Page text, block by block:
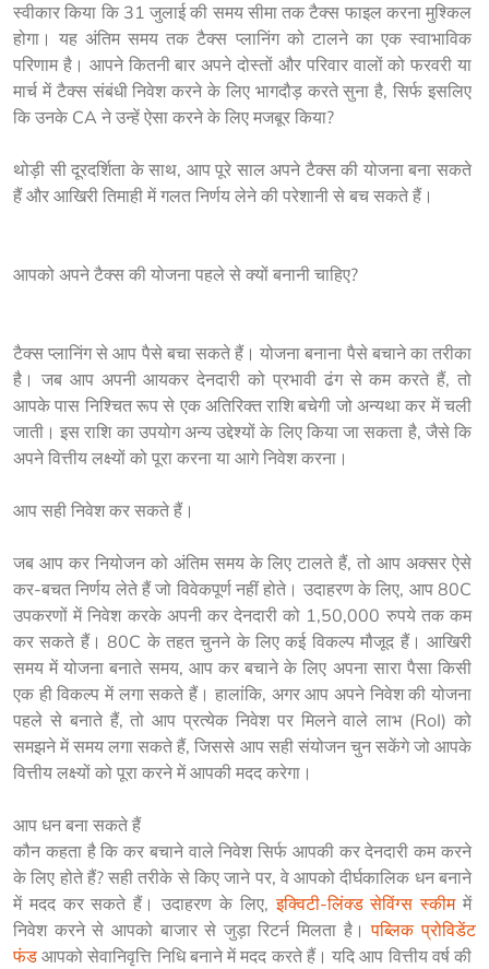
स्वीकार किया कि 31 जुलाई की समय सीमा तक टैक्स फाइल करना मुश्किल
होगा। यह अंतिम समय तक टैक्स प्लानिंग को टालने का एक स्वाभाविक
परिणाम है। आपने कितनी बार अपने दोस्तों और परिवार वालों को फरवरी या
मार्च में टैक्स संबंधी निवेश करने के लिए भागदौड़ करते सुना है, सिर्फ इसलिए
कि उनके CA ने उन्हें ऐसा करने के लिए मजबूर किया?
थोड़ी सी दूरदर्शिता के साथ, आप पूरे साल अपने टैक्स की योजना बना सकते
हैं और आखिरी तिमाही में गलत निर्णय लेने की परेशानी से बच सकते हैं।
आपको अपने टैक्स की योजना पहले से क्यों बनानी चाहिए?
टैक्स प्लानिंग से आप पैसे बचा सकते हैं। योजना बनाना पैसे बचाने का तरीका
है। जब आप अपनी आयकर देनदारी को प्रभावी ढंग से कम करते हैं, तो
आपके पास निश्चित रूप से एक अतिरिक्त राशि बचेगी जो अन्यथा कर में चली
जाती। इस राशि का उपयोग अन्य उद्देश्यों के लिए किया जा सकता है, जैसे कि
अपने वित्तीय लक्ष्यों को पूरा करना या आगे निवेश करना।
आप सही निवेश कर सकते हैं।
जब आप कर नियोजन को अंतिम समय के लिए टालते हैं, तो आप अक्सर ऐसे
कर-बचत निर्णय लेते हैं जो विवेकपूर्ण नहीं होते। उदाहरण के लिए, आप 80C
उपकरणों में निवेश करके अपनी कर देनदारी को 1,50,000 रुपये तक कम
कर सकते हैं। 80C के तहत चुनने के लिए कई विकल्प मौजूद हैं। आखिरी
समय में योजना बनाते समय, आप कर बचाने के लिए अपना सारा पैसा किसी
एक ही विकल्प में लगा सकते हैं। हालांकि, अगर आप अपने निवेश की योजना
पहले से बनाते हैं, तो आप प्रत्येक निवेश पर मिलने वाले लाभ (RoI) को
समझने में समय लगा सकते हैं, जिससे आप सही संयोजन चुन सकेंगे जो आपके
वित्तीय लक्ष्यों को पूरा करने में आपकी मदद करेगा।
आप धन बना सकते हैं
कौन कहता है कि कर बचाने वाले निवेश सिर्फ आपकी कर देनदारी कम करने
के लिए होते हैं? सही तरीके से किए जाने पर, वे आपको दीर्घकालिक धन बनाने
में मदद कर सकते हैं। उदाहरण के लिए, इक्विटी-लिंक्ड सेविंग्स स्कीम में
निवेश करने से आपको बाजार से जुड़ा रिटर्न मिलता है। पब्लिक प्रोविडेंट
फंड आपको सेवानिवृत्ति निधि बनाने में मदद करते हैं। यदि आप वित्तीय वर्ष की